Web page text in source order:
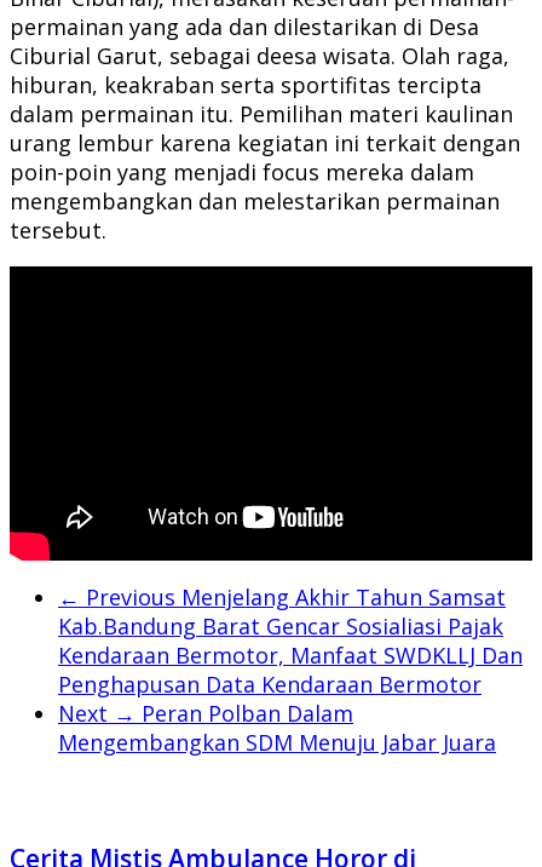
permainan yang ada dan dilestarikan di Desa
Ciburial Garut, sebagai deesa wisata. Olah raga,
hiburan, keakraban serta sportifitas tercipta
dalam permainan itu. Pemilihan materi kaulinan
urang lembur karena kegiatan ini terkait dengan
poin-poin yang menjadi focus mereka dalam
mengembangkan dan melestarikan permainan
tersebut.
← Previous Menjelang Akhir Tahun Samsat
Kab.Bandung Barat Gencar Sosialiasi Pajak
Kendaraan Bermotor, Manfaat SWDKLLJ Dan
Penghapusan Data Kendaraan Bermotor
Next → Peran Polban Dalam
Mengembangkan SDM Menuju Jabar Juara
Cerita Mistis Ambulance Horor di